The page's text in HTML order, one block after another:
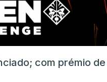
com prémio de